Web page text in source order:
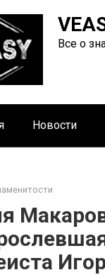
Все о
Новости